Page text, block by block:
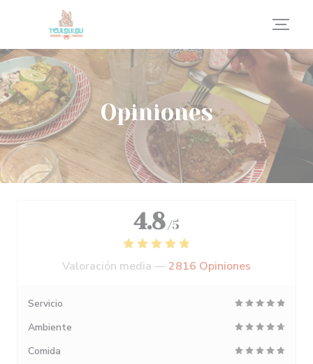
Personalización de sus opciones de cookies
Opiniones
4.8 /5
Valoración media —2816 Opiniones
Servicio
Ambiente
Comida